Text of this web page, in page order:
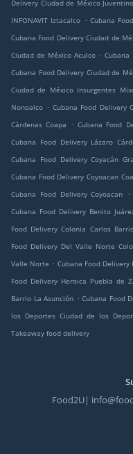
Delivery Ciudad de México
INFONAVIT Iztacalco . Cubana
Cubana Food Delivery Ciudad de
Ciudad de México Aculco .
Cubana Food Delivery Ciudad de
Ciudad de México Insurgentes
Nonoalco . Cubana Food Delivery
Cárdenas Coapa
. Cubana Food
Cubana Food Delivery Lázaro
Cubana Food Delivery Coyacán
Cubana Food Delivery Coyoacan
Cubana Food Delivery Coyoacan
.
Cubana Food Delivery Benito
Food Delivery Colonia Carlos
Food Delivery Del Valle Norte
Valle Norte . Cubana Food
Food Delivery Heroica Puebla de
Barrio La Asunción . Cubana Food
los Deportes Ciudad de los
Takeaway food delivery
Food2U|